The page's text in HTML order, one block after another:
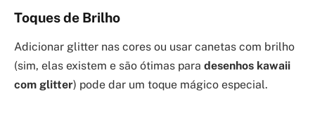
Toques de Brilho
Adicionar glitter nas cores ou usar canetas com brilho
(sim, elas existem e são ótimas para desenhos kawaii
com glitter) pode dar um toque mágico especial.